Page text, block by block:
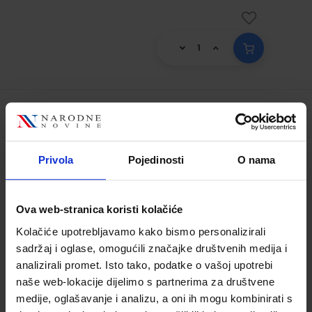
Privola Pojedinosti O nama
Ova web-stranica koristi kolačiće
Kolačiće upotrebljavamo kako bismo personalizirali
sadržaj i oglase, omogućili značajke društvenih medija i
analizirali promet. Isto tako, podatke o vašoj upotrebi
naše web-lokacije dijelimo s partnerima za društvene
medije, oglašavanje i analizu, a oni ih mogu kombinirati s
DEUTSCH IST KLASSE! 4; udžbenik
njemačkoga jezika
Šifra proizvoda:
569243
Autor(i):Marija Lđtze-Miculinić Jasminka
Nakladnik:ŠKOLSKA KNJIGA d.d.
broj ministarstva:7607
24,00 €